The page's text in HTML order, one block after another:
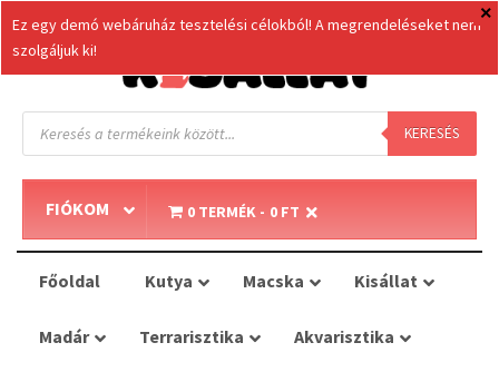
Products
search KERESÉS
FIÓKOM 0 TERMÉK 0 FT
Főoldal Kutya Macska Kisállat
Madár Terrarisztika Akvarisztika
Ez egy demó webáruház tesztelési célokból! A megrendeléseket nem
szolgáljuk ki!